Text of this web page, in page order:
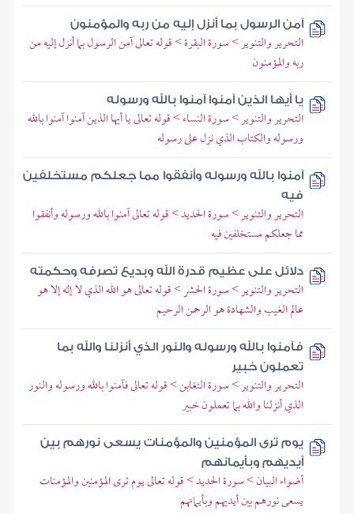
آمن الرسول بما أنزل إليه من ربه والمؤمنون
التحرير والتنوير > سورة البقرة > قوله تعالى آمن الرسول بما أنزل إليه من
ربه والمؤمنون
يا أيها الذين آمنوا آمنوا بالله ورسوله
التحرير والتنوير > سورة النساء > قوله تعالى يا أيها الذين آمنوا آمنوا بالله
ورسوله والكتاب الذي نزل على رسوله
آمنوا بالله ورسوله وأنفقوا مما جعلكم مستخلفين
فيه
التحرير والتنوير > سورة الحديد > قوله تعالى آمنوا بالله ورسوله وأنفقوا
مما جعلكم مستخلفين فيه
دلائل على عظيم قدرة الله وبديع تصرفه وحكمته
التحرير والتنوير > سورة الحشر > قوله تعالى هو الله الذي لا إله إلا هو
عالم الغيب والشهادة هو الرحمن الرحيم
فآمنوا بالله ورسوله والنور الذي أنزلنا والله بما
تعملون خبير
التحرير والتنوير > سورة التغابن > قوله تعالى فآمنوا بالله ورسوله والنور
الذي أنزلنا والله بما تعملون خبير
يوم ترى المؤمنين والمؤمنات يسعى نورهم بين
أيديهم وبأيمانهم
أضواء البيان > سورة الحديد > قوله تعالى يوم ترى المؤمنين والمؤمنات
يسعى نورهم بين أيديهم وبأيمانهم